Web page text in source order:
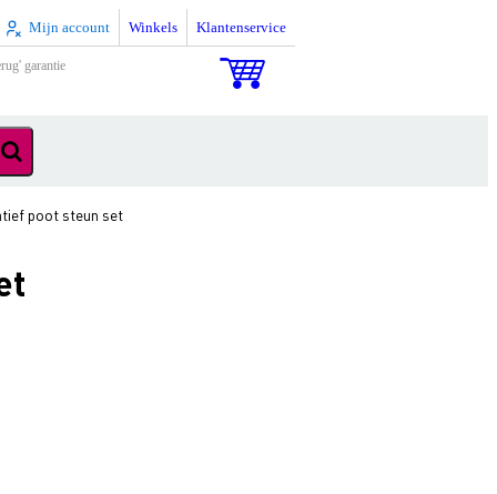
Mijn account Winkels Klantenservice
garantie
poot steun set